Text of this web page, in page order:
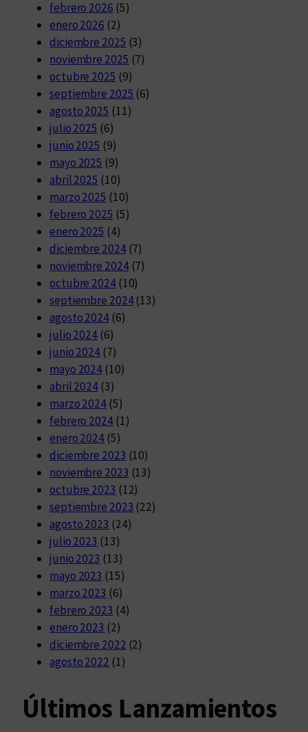
febrero 2026 (5)
enero 2026 (2)
diciembre 2025 (3)
noviembre 2025 (7)
octubre 2025 (9)
septiembre 2025 (6)
agosto 2025 (11)
julio 2025 (6)
junio 2025 (9)
mayo 2025 (9)
abril 2025 (10)
marzo 2025 (10)
febrero 2025 (5)
enero 2025 (4)
diciembre 2024(7)
noviembre 2024(7)
octubre 2024(10)
septiembre 2024(13)
agosto 2024(6)
julio 2024 (6)
junio 2024 (7)
mayo 2024 (10)
abril 2024 (3)
marzo 2024 (5)
febrero 2024(1)
enero 2024 (5)
diciembre 2023 (10)
noviembre 2023 (13)
octubre 2023 (12)
septiembre 2023 (22)
agosto 2023 (24)
julio 2023 (13)
junio 2023 (13)
mayo 2023 (15)
marzo 2023 (6)
febrero 2023 (4)
enero 2023 (2)
diciembre 2022 (2)
agosto 2022 (1)
Últimos Lanzamientos